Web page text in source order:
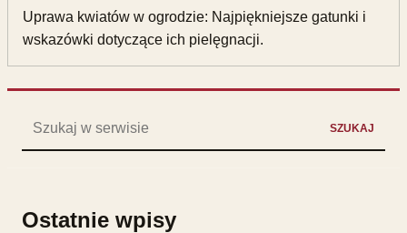
Uprawa kwiatów w ogrodzie: Najpiękniejsze gatunki i
wskazówki dotyczące ich pielęgnacji.
SZUKAJ
Ostatnie wpisy